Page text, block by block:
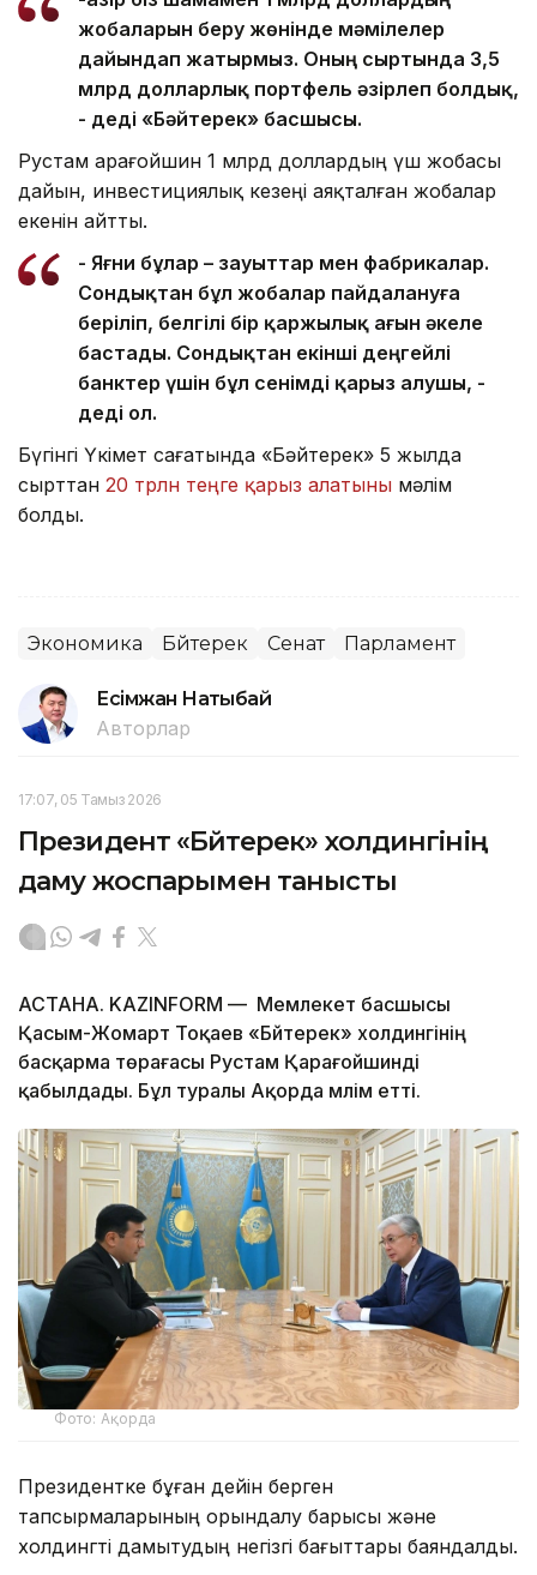
жобаларын беру жөнінде мәмілелер
дайындап жатырмыз. Оның сыртында 3,5
млрд долларлық портфель әзірлеп болдық,
- деді «Бәйтерек» басшысы.
Рустам Қарағойшин 1 млрд доллардың үш жобасы
дайын, инвестициялық кезеңі аяқталған жобалар
екенін айтты.
- Яғни бұлар – зауыттар мен фабрикалар.
Сондықтан бұл жобалар пайдалануға
беріліп, белгілі бір қаржылық ағын әкеле
бастады. Сондықтан екінші деңгейлі
банктер үшін бұл сенімді қарыз алушы, -
деді ол.
Бүгінгі Үкімет сағатында «Бәйтерек» 5 жылда
сырттан 20 трлн теңге қарыз алатыны мәлім
болды.
Экономика Бәйтерек Сенат Парламент
Есімжан Нақтыбай
Авторлар
17:07, 05 Тамыз 2026
Президент «Бәйтерек» холдингінің
даму жоспарымен танысты
АСТАНА. KAZINFORM — Мемлекет басшысы
Қасым-Жомарт Тоқаев «Бәйтерек» холдингінің
басқарма төрағасы Рустам Қарағойшинді
қабылдады. Бұл туралы Ақорда мәлім етті.
Фото: Ақорда
Президентке бұған дейін берген
тапсырмаларының орындалу барысы және
холдингті дамытудың негізгі бағыттары баяндалды.